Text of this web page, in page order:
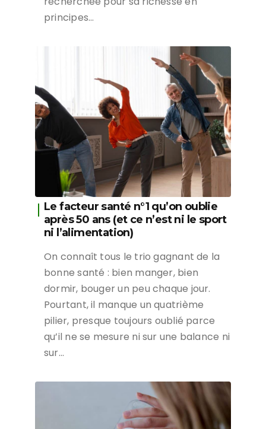
principes…
Le facteur santé n°1 qu’on oublie
après 50 ans (et ce n’est ni le sport
ni l’alimentation)
On connaît tous le trio gagnant de la
bonne santé : bien manger, bien
dormir, bouger un peu chaque jour.
Pourtant, il manque un quatrième
pilier, presque toujours oublié parce
qu’il ne se mesure ni sur une balance ni
sur…